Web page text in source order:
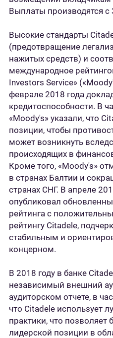
Выплаты производятся с
Высокие стандарты
(предотвращение
нажитых средств) и
международное
Investors Service»
феврале 2018 года
кредитоспособности. В
«Moody's» указали, что
позиции, чтобы
может возникнуть
происходящих в
Кроме того, «Moody's»
в странах Балтии и
странах СНГ. В апреле
опубликовал
рейтинга с
рейтингу Citadele,
стабильным и
концерном.
В 2018 году в банке
независимый внешний
аудиторском отчете, в
что Citadele использует
практики, что позволяет
лидерской позиции в